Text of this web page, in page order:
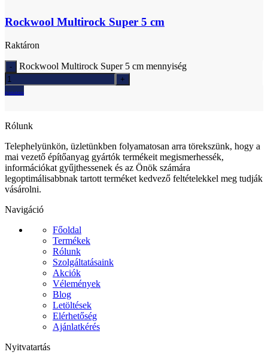
Rockwool Multirock Super 5 cm
Raktáron
Rockwool Multirock Super 5 cm mennyiség
Ajánlatkérés
Rólunk
Telephelyünkön, üzletünkben folyamatosan arra törekszünk, hogy a
mai vezető építőanyag gyártók termékeit megismerhessék,
információkat gyűjthessenek és az Önök számára
legoptimálisabbnak tartott terméket kedvező feltételekkel meg tudják
vásárolni.
Navigáció
Főoldal
Termékek
Rólunk
Szolgáltatásaink
Akciók
Vélemények
Blog
Letöltések
Elérhetőség
Ajánlatkérés
Nyitvatartás